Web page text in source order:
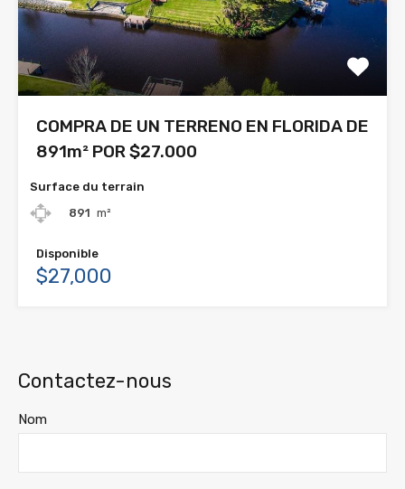
COMPRA DE UN TERRENO EN FLORIDA DE
891m² POR $27.000
Surface du terrain
891 m²
Disponible
$27,000
Contactez-nous
Nom